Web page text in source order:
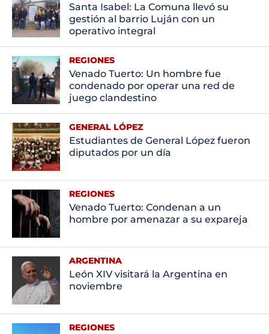
Santa Isabel: La Comuna llevó su
gestión al barrio Luján con un
operativo integral
REGIONES
Venado Tuerto: Un hombre fue
condenado por operar una red de
juego clandestino
GENERAL LÓPEZ
Estudiantes de General López fueron
diputados por un día
REGIONES
Venado Tuerto: Condenan a un
hombre por amenazar a su expareja
ARGENTINA
León XIV visitará la Argentina en
noviembre
REGIONES